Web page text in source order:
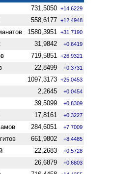
731,5050 +14.6229
558,6177 +12.4948
1580,3951 +31.7190
31,9842 +0.6419
719,5851 +26.9321
22,8499 +0.3731
1097,3173 +25.0453
2,2645 +0.0454
39,5099 +0.8309
17,8161 +0.3227
284,6051 +7.7009
661,9802 +8.4485
22,2683 +0.5728
26,6879 +0.6803